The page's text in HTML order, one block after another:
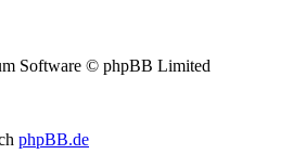
Software © phpBB Limited
phpBB.de